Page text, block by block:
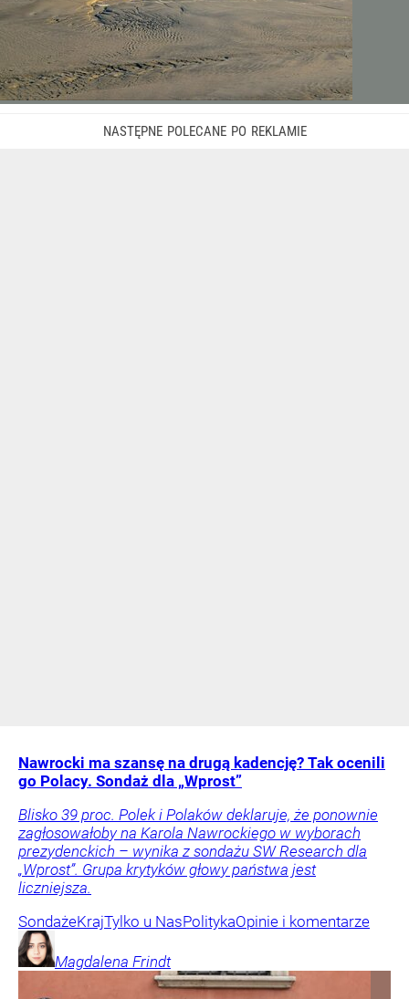
Nawrocki ma szansę na drugą kadencję? Tak ocenili
go Polacy. Sondaż dla „Wprost”
Blisko 39 proc. Polek i Polaków deklaruje, że ponownie
zagłosowałoby na Karola Nawrockiego w wyborach
prezydenckich – wynika z sondażu SW Research dla
„Wprost”. Grupa krytyków głowy państwa jest
liczniejsza.
SondażeKrajTylko u NasPolitykaOpinie i komentarze
Magdalena Frindt